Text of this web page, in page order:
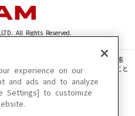
All Rights Reserved.
像・写真・動画・音声等を、手段や形態
断で複製、転載、ファイル化などすること
ただけない場合があります。
更になる場合があります。
experience on our
and ads and to analyze
Settings] to customize